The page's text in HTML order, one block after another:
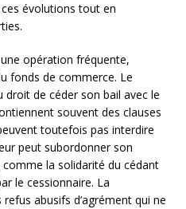
évolutions tout en
opération fréquente,
fonds de commerce. Le
droit de céder son bail avec le
souvent des clauses
toutefois pas interdire
peut subordonner son
la solidarité du cédant
le cessionnaire. La
abusifs d’agrément qui ne